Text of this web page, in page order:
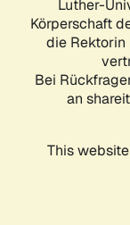
Luther-
Körperschaft
die Rektorin
Bei
an
This